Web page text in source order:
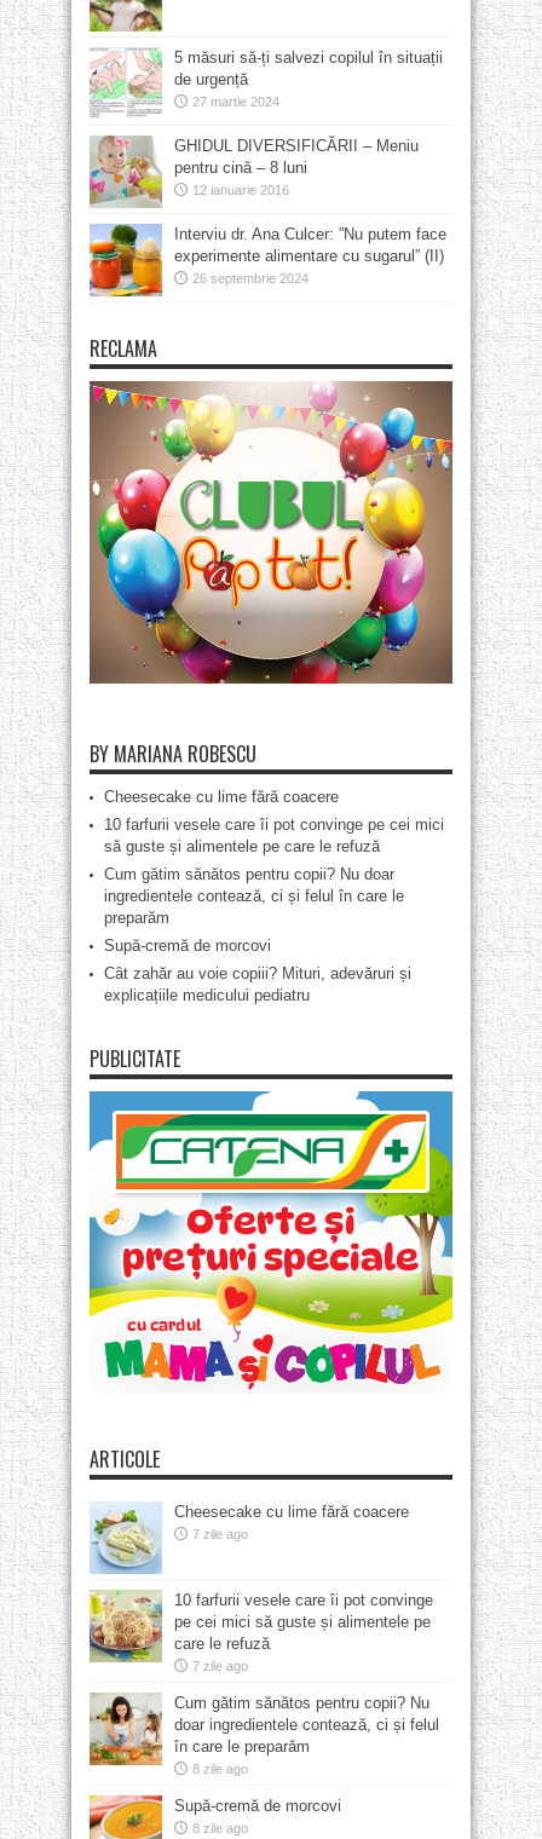
5 măsuri să-ți salvezi copilul în situații
de urgență
27 martie 2024
GHIDUL DIVERSIFICĂRII – Meniu
pentru cină – 8 luni
12 ianuarie 2016
Interviu dr. Ana Culcer: ”Nu putem face
experimente alimentare cu sugarul” (II)
26 septembrie 2024
RECLAMA
BY MARIANA ROBESCU
Cheesecake cu lime fără coacere
10 farfurii vesele care îi pot convinge pe cei mici
să guste și alimentele pe care le refuză
Cum gătim sănătos pentru copii? Nu doar
ingredientele contează, ci și felul în care le
preparăm
Supă-cremă de morcovi
Cât zahăr au voie copiii? Mituri, adevăruri și
explicațiile medicului pediatru
PUBLICITATE
ARTICOLE
Cheesecake cu lime fără coacere
7 zile ago
10 farfurii vesele care îi pot convinge
pe cei mici să guste și alimentele pe
care le refuză
7 zile ago
Cum gătim sănătos pentru copii? Nu
doar ingredientele contează, ci și felul
în care le preparăm
8 zile ago
Supă-cremă de morcovi
8 zile ago